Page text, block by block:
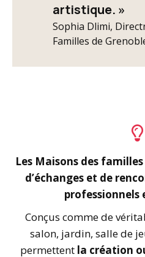
artistique. »
Sophia Dlimi,
Familles de
Les Maisons des
d’échanges et de
professionnels
Conçus comme de
salon, jardin, salle de
permettent la création